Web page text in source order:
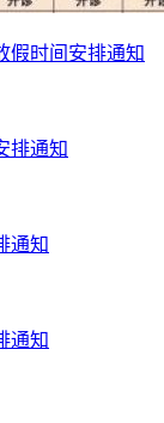
假时间安排通知
排通知
通知
通知